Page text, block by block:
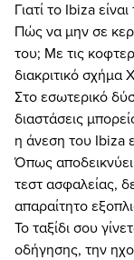
Γιατί το Ibiza
Πώς να μην σε
του; Με τις
διακριτικό
Στο εσωτερικό
διαστάσεις
η άνεση του Ibiza
Όπως
τεστ ασφαλείας,
απαραίτητο
Το ταξίδι σου
οδήγησης, την